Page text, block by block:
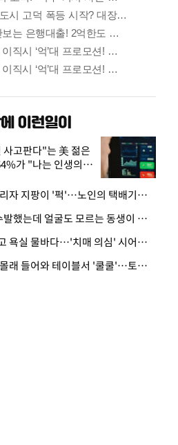
사고판다"는 美 젊은
가 "나는 인생의
· 엘베 문 열리자 지팡이 '퍽'…노인의 택배기사 폭행 이유
· "20년 병수발했는데 얼굴도 모르는 동생이 유산 절반을"…배다른 형제 상속권 있을까
· 냄비 태우고 욕실 물바다…'치매 의심' 시어머니 검사 권유했다가 '날벼락'
· 새벽 식당 몰래 들어와 테이블서 '쿨쿨'…토사물 남기고 사라진 남성